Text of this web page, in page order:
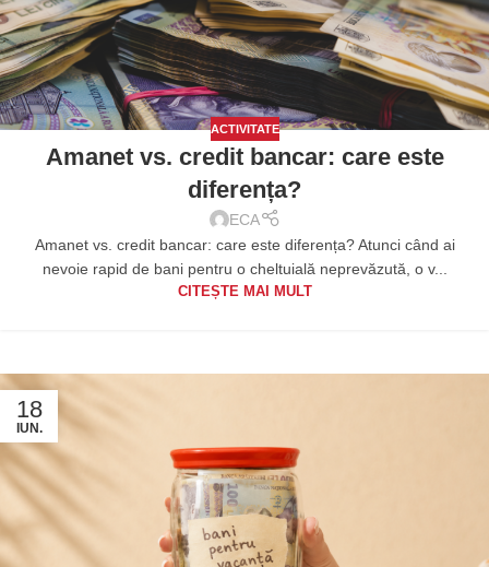
ACTIVITATE
Amanet vs. credit bancar: care este
diferența?
ECA
Amanet vs. credit bancar: care este diferența? Atunci când ai
nevoie rapid de bani pentru o cheltuială neprevăzută, o v...
CITEȘTE MAI MULT
18
IUN.